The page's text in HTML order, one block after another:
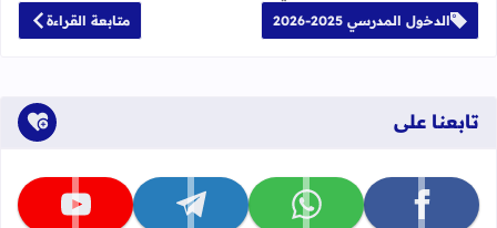
الدخول المدرسي 2025-2026 متابعة القراءة
تابعنا على
تابعنا على facebook تابعنا على whatsapp تابعنا على telegram تابعنا على youtube